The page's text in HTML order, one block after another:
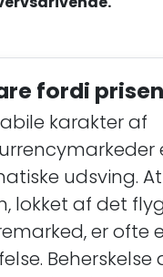
fordi
karakter af
udsving.
lokket af det
er ofte
Beherskelse